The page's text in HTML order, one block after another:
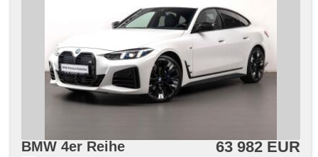
BMW 4er Reihe 63 982 EUR